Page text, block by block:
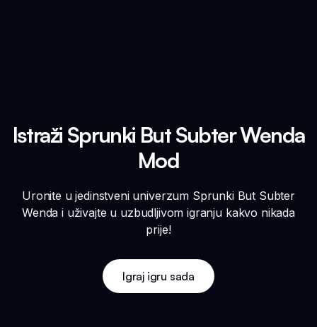
Istraži Sprunki But Subter Wenda
Mod
Uronite u jedinstveni univerzum Sprunki But Subter
Wenda i uživajte u uzbudljivom igranju kakvo nikada
prije!
Igraj igru sada